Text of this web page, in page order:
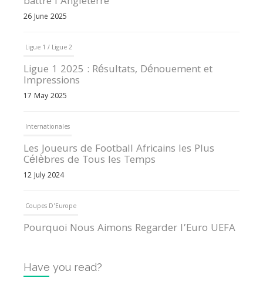
26 June 2025
Ligue 1 / Ligue 2
Ligue 1 2025 : Résultats, Dénouement et
Impressions
17 May 2025
Internationales
Les Joueurs de Football Africains les Plus
Célèbres de Tous les Temps
12 July 2024
Coupes D'Europe
Pourquoi Nous Aimons Regarder l’Euro UEFA
Internationales
Have you read?